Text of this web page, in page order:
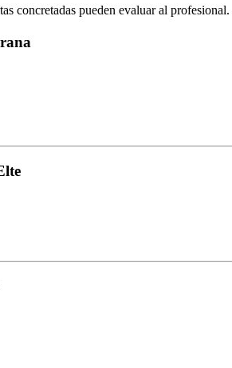
concretadas pueden evaluar al profesional.